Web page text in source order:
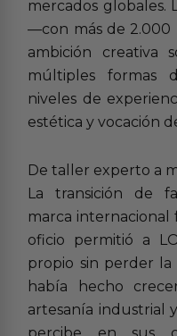
mercados globales.
—con más de
ambición creativa
múltiples formas
niveles de
estética y vocación
De taller experto a
La transición de
marca
oficio permitió a
propio sin perder
había hecho
artesanía industrial